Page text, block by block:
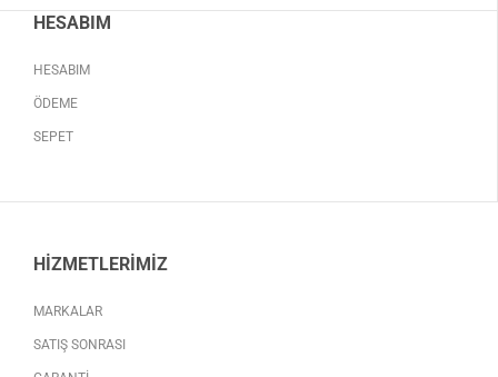
HESABIM
HESABIM
ÖDEME
SEPET
HIZMETLERIMIZ
MARKALAR
SATIŞ SONRASI